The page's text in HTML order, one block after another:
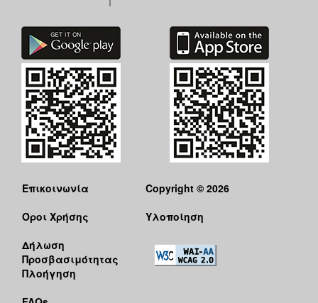
Επικοινωνία
Όροι Χρήσης
Δήλωση
Προσβασιμότητας
Πλοήγηση
Copyright © 2026
Υλοποίηση